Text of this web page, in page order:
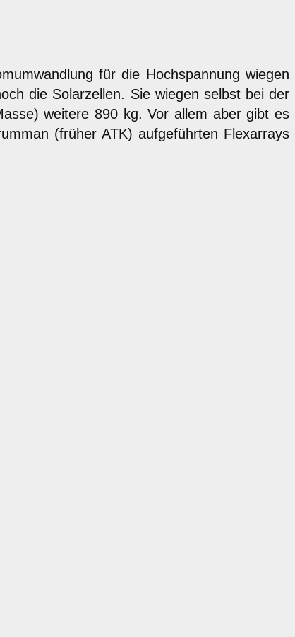
für die Hochspannung wiegen
die Solarzellen. Sie wiegen selbst bei der
weitere 890 kg. Vor allem aber gibt es
(früher ATK) aufgeführten Flexarrays